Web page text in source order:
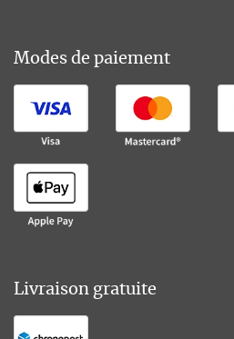
Modes de paiement
Livraison gratuite